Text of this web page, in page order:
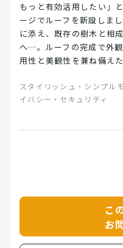
もっと有効活用したい」
ージでルーフを新設しま
に添え、既存の樹木と相
へ…。ルーフの完成で外
用性と美観性を兼ね備え
スタイリッシュ・シンプル
イバシー・セキュリティ
こ
お